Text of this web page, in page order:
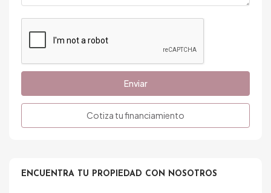
Enviar
Cotiza tu financiamiento
ENCUENTRA TU PROPIEDAD CON NOSOTROS